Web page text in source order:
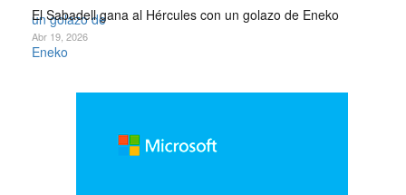
El Sabadell gana al Hércules con un golazo de Eneko
Abr 19, 2026